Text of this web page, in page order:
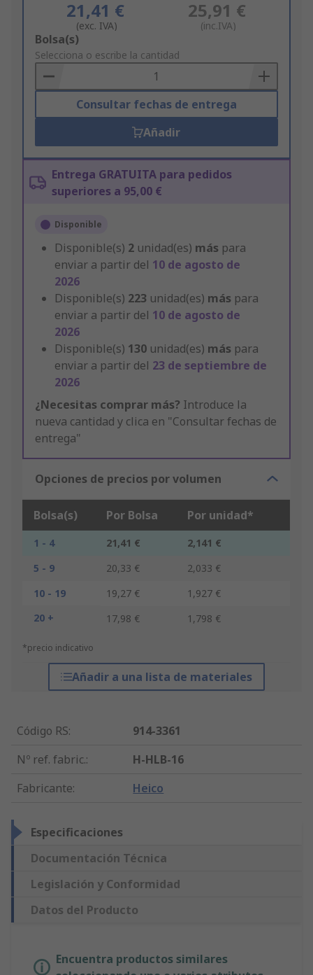
21,41 €
(exc. IVA)
25,91 €
(inc.IVA)
Add
to
Basket
Bolsa(s)
Selecciona o escribe la cantidad
Consultar fechas de entrega
Añadir
Entrega GRATUITA para pedidos
superiores a 95,00 €
Disponible
Disponible(s) 2 unidad(es) más para
enviar a partir del 10 de agosto de
2026
Disponible(s) 223 unidad(es) más para
enviar a partir del 10 de agosto de
2026
Disponible(s) 130 unidad(es) más para
enviar a partir del 23 de septiembre de
2026
¿Necesitas comprar más? Introduce la
nueva cantidad y clica en "Consultar fechas de
entrega"
Opciones de precios por volumen
Bolsa(s) Por Bolsa Por unidad*
1 - 4 21,41 €
2,141 €
5 - 9
20,33 €
2,033 €
10 - 19
19,27 €
1,927 €
20 +
17,98 € 1,798 €
*precio indicativo
Añadir a una lista de materiales
Código RS:
914-3361
Nº ref. fabric.:
H-HLB-16
Fabricante: Heico
Especificaciones
Documentación Técnica
Legislación y Conformidad
Datos del Producto
Encuentra productos similares